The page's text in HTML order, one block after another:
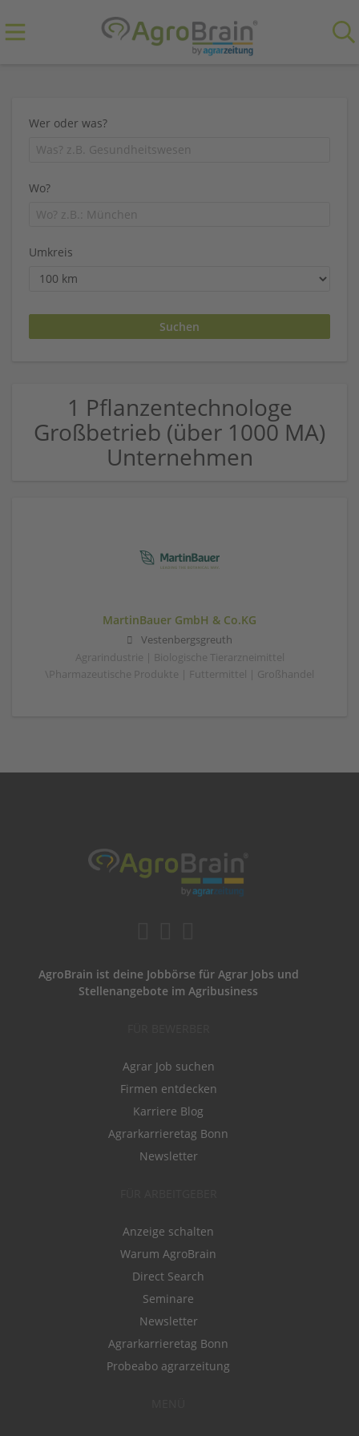
Wer oder was?
Wo?
Umkreis
1 Pflanzentechnologe
Großbetrieb (über 1000 MA)
Unternehmen
MartinBauer GmbH & Co.KG
Vestenbergsgreuth
Agrarindustrie | Biologische Tierarzneimittel
\Pharmazeutische Produkte | Futtermittel | Großhandel
AgroBrain ist deine Jobbörse für Agrar Jobs und
Stellenangebote im Agribusiness
Agrar Job suchen
Firmen entdecken
Karriere Blog
Agrarkarrieretag Bonn
Newsletter
Anzeige schalten
Warum AgroBrain
Direct Search
Seminare
Newsletter
Agrarkarrieretag Bonn
Probeabo agrarzeitung